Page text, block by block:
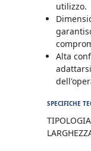
utilizzo.
Alta
SPECIFICHE